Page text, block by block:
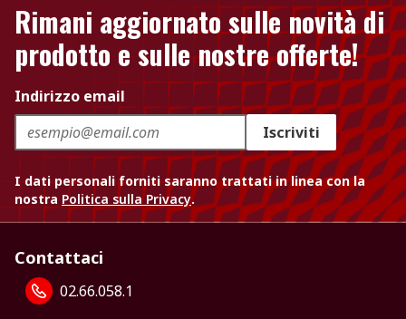
Rimani aggiornato sulle novità di
prodotto e sulle nostre offerte!
Indirizzo email
Iscriviti
I dati personali forniti saranno trattati in linea con la
nostra Politica sulla Privacy.
Contattaci
02.66.058.1